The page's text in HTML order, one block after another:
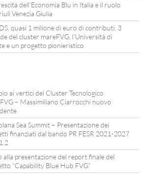
dell’Economia Blu in Italia e il ruolo
Venezia Giulia
quasi 1 milione di euro di contributi, 3
del cluster mareFVG, l’Università di
e un progetto pionieristico
ai vertici del Cluster Tecnologico
– Massimiliano Ciarrocchi nuovo
Sea Summit – Presentazione dei
finanziati dal bando PR FESR 2021-2027
alla presentazione del report finale del
“Capability Blue Hub FVG”